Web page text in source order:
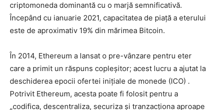
criptomoneda dominantă cu o marjă semnificativă.
Începând cu ianuarie 2021, capacitatea de piață a eterului
este de aproximativ 19% din mărimea Bitcoin.
În 2014, Ethereum a lansat o pre-vânzare pentru eter
care a primit un răspuns copleșitor; acest lucru a ajutat la
deschiderea epocii ofertei inițiale de monede (ICO) .
Potrivit Ethereum, acesta poate fi folosit pentru a
„codifica, descentraliza, securiza și tranzacționa aproape